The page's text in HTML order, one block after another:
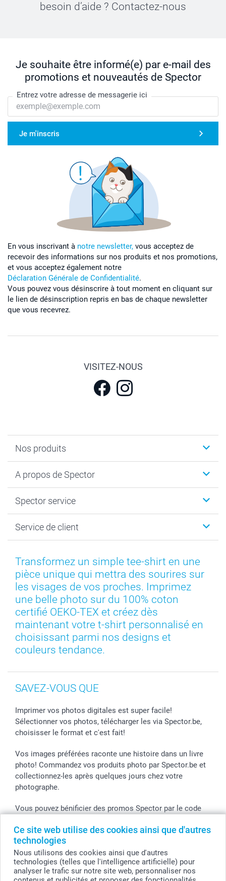
Ce site web utilise des cookies ainsi que d'autres
technologies
Nous utilisons des cookies ainsi que d'autres
technologies (telles que l'intelligence artificielle) pour
analyser le trafic sur notre site web, personnaliser nos
besoin d’aide ? Contactez-nous
Je souhaite être informé(e) par e-mail des
promotions et nouveautés de Spector
Entrez votre adresse de messagerie ici
Je m'inscris
En vous inscrivant à notre newsletter, vous acceptez de
recevoir des informations sur nos produits et nos promotions,
et vous acceptez également notre
Déclaration Générale de Confidentialité.
Vous pouvez vous désinscrire à tout moment en cliquant sur
le lien de désinscription repris en bas de chaque newsletter
que vous recevrez.
VISITEZ-NOUS
Nos produits
Faire-part & Cartes
Livre photo
Développement photo & Tirage photo
Cadres photo, accessoires déco & bonbons
Coques smartphone
Stickers & Etiquettes
A propos de Spector
Plan du site
Vie privée
Spector service
smartbonus
Statut de ma commnade
Service de client
Transformez un simple tee-shirt en une
pièce unique qui mettra des sourires sur
les visages de vos proches. Imprimez
une belle photo sur du 100% coton
certifié OEKO-TEX et créez dès
maintenant votre t-shirt personnalisé en
choisissant parmi nos designs et
couleurs tendance.
SAVEZ-VOUS QUE
Imprimer vos photos digitales est super facile!
Sélectionner vos photos, télécharger les via Spector.be,
choisisser le format et c'est fait!
Vos images préférées raconte une histoire dans un livre
photo! Commandez vos produits photo par Spector.be et
collectionnez-les après quelques jours chez votre
photographe.
Vous pouvez bénificier des promos Spector par le code
© smartphoto group. Tous droits réservés
Tous les prix sont en EURO (€), TVA incluse et hors frais de port.